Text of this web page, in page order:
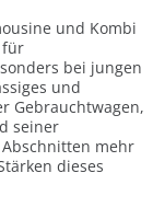
und Kombi
für
bei jungen
und
Gebrauchtwagen,
seiner
mehr
dieses